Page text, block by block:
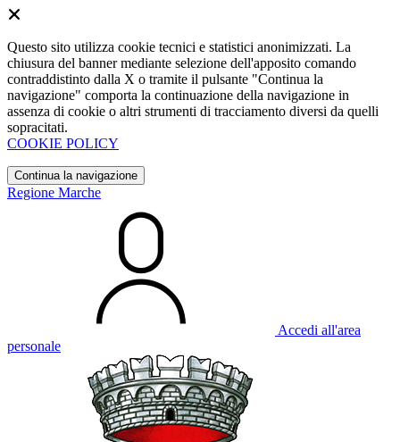
Questo sito utilizza cookie tecnici e statistici anonimizzati. La
chiusura del banner mediante selezione dell'apposito comando
contraddistinto dalla X o tramite il pulsante "Continua la
navigazione" comporta la continuazione della navigazione in
assenza di cookie o altri strumenti di tracciamento diversi da quelli
sopracitati.
COOKIE POLICY
Continua la navigazione
Regione Marche
Accedi all'area
personale